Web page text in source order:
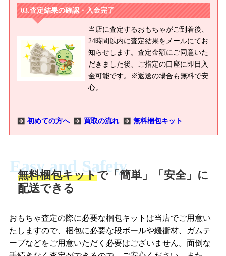
査定結果の確認・入金完了
当店に査定するおもちゃがご到着後、
24時間以内に査定結果をメールにてお
知らせします。査定金額にご同意いた
だきました後、ご指定の口座に即日入
金可能です。※返送の場合も無料で安
心。
初めての方へ 買取の流れ 無料梱包キット
商品撮影
商品を撮影して、査定フォームから画像
を送信します。
LINEの友だち追加・査定画像を送信
「ジョニージョイLINE査定」を友だちに
追加し、スマートフォンなどのカメラで
撮影したおもちゃの写真をトーク中に送
Easy and Safety
無料梱包キットで「簡単」「安全」に
配送できる
おもちゃ査定の際に必要な梱包キットは当店でご用意い
たしますので、梱包に必要な段ボールや緩衝材、ガムテ
ープなどをご用意いただく必要はございません。面倒な